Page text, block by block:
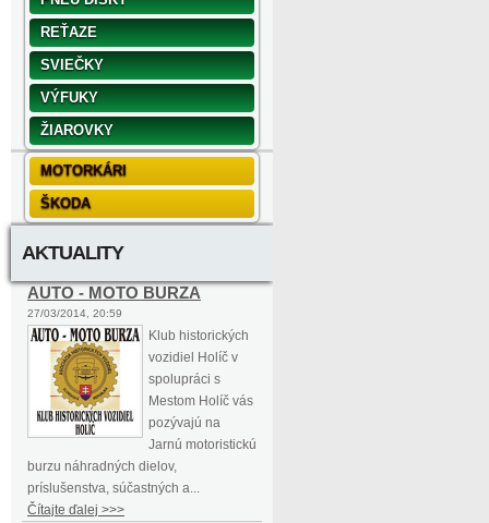
REŤAZE
SVIEČKY
VÝFUKY
ŽIAROVKY
MOTORKÁRI
ŠKODA
AKTUALITY
AUTO - MOTO BURZA
27/03/2014, 20:59
Klub historických
vozidiel Holíč v
spolupráci s
Mestom Holíč vás
pozývajú na
Jarnú motoristickú
burzu náhradných dielov,
príslušenstva, súčastných a...
Čítajte ďalej >>>